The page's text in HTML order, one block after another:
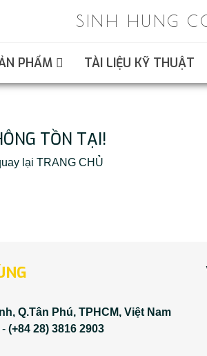
SINH HUNG
PHẨM TÀI LIỆU KỸ THUẬT
TỒN TẠI!
lại TRANG CHỦ
Q.Tân Phú, TPHCM, Việt Nam
(+84 28) 3816 2903